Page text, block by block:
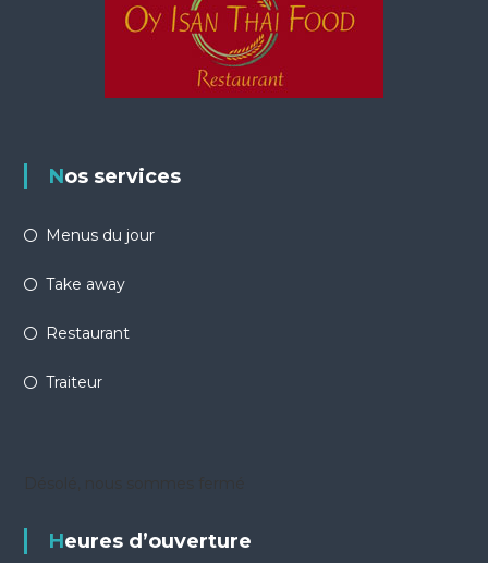
Nos services
Menus du jour
Take away
Restaurant
Traiteur
Heures d’ouverture